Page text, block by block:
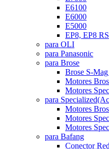
E6100
E6000
E5000
EP8, EP8
para OLI
para Panasonic
para Brose
Brose S-
Motores
Motores
para Specialized
Motores
Motores
Motores
para Bafang
Conector